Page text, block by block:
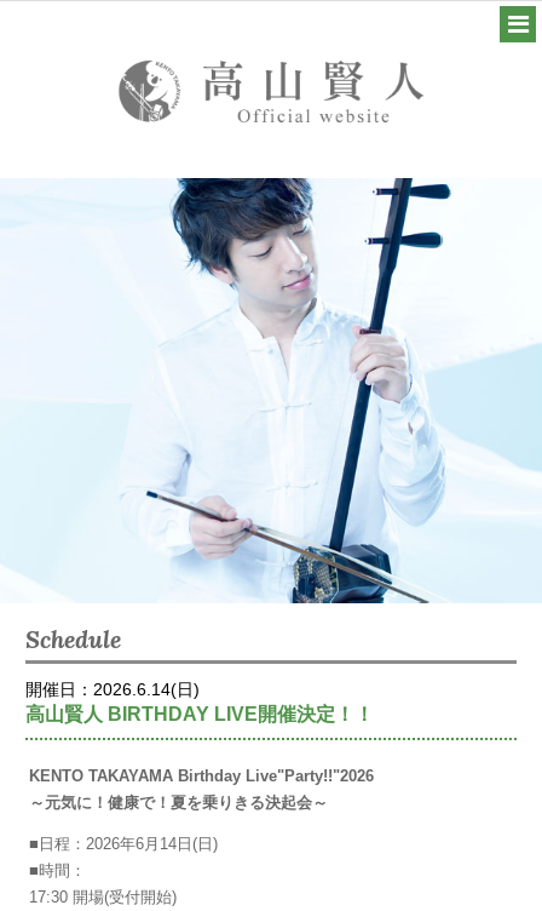
Schedule
開催日：2026.6.14(日)
高山賢人 BIRTHDAY LIVE開催決定！！
KENTO TAKAYAMA Birthday Live"Party!!"2026
～元気に！健康で！夏を乗りきる決起会～
■日程：2026年6月14日(日)
■時間：
17:30 開場(受付開始)